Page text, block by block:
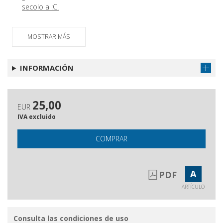
secolo a :C.
MOSTRAR MÁS
INFORMACIÓN
EUR 25,00
IVA excluido
COMPRAR
PDF A
ARTÍCULO
Consulta las condiciones de uso